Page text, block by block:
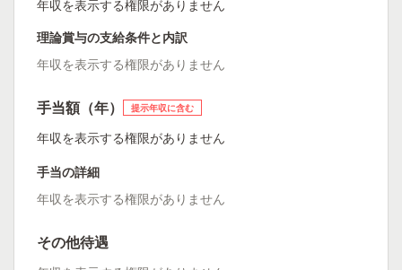
年収を表示する権限がありません
理論賞与の支給条件と内訳
年収を表示する権限がありません
手当額（年） 提示年収に含む
年収を表示する権限がありません
手当の詳細
年収を表示する権限がありません
その他待遇